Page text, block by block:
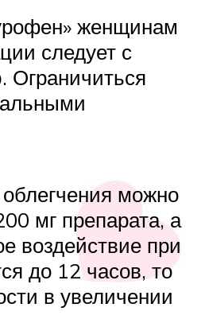
женщинам
следует с
Ограничиться
можно
мг препарата, а
воздействие при
до 12 часов, то
в увеличении